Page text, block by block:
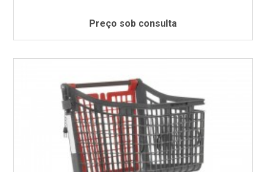
Preço sob consulta